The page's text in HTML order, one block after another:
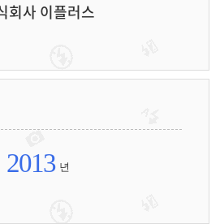
회사 이플러스
2013 년